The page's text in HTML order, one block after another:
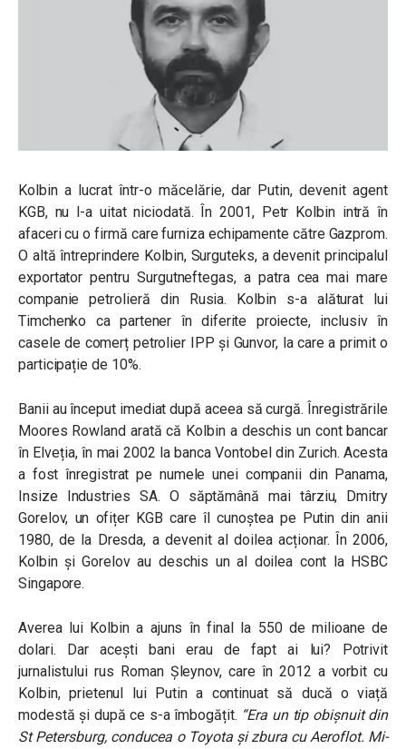
Kolbin a lucrat într-o măcelărie, dar Putin, devenit agent
KGB, nu l-a uitat niciodată. În 2001, Petr Kolbin intră în
afaceri cu o firmă care furniza echipamente către Gazprom.
O altă întreprindere Kolbin, Surguteks, a devenit principalul
exportator pentru Surgutneftegas, a patra cea mai mare
companie petrolieră din Rusia. Kolbin s-a alăturat lui
Timchenko ca partener în diferite proiecte, inclusiv în
casele de comerț petrolier IPP și Gunvor, la care a primit o
participație de 10%.
Banii au început imediat după aceea să curgă. Înregistrările
Moores Rowland arată că Kolbin a deschis un cont bancar
în Elveția, în mai 2002 la banca Vontobel din Zurich. Acesta
a fost înregistrat pe numele unei companii din Panama,
Insize Industries SA. O săptămână mai târziu, Dmitry
Gorelov, un ofițer KGB care îl cunoștea pe Putin din anii
1980, de la Dresda, a devenit al doilea acționar. În 2006,
Kolbin și Gorelov au deschis un al doilea cont la HSBC
Singapore.
Averea lui Kolbin a ajuns în final la 550 de milioane de
dolari. Dar acești bani erau de fapt ai lui? Potrivit
jurnalistului rus Roman Șleynov, care în 2012 a vorbit cu
Kolbin, prietenul lui Putin a continuat să ducă o viață
modestă și după ce s-a îmbogățit. “Era un tip obișnuit din
St Petersburg, conducea o Toyota și zbura cu Aeroflot. Mi-